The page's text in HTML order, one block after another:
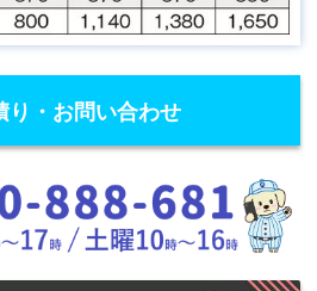
り・お問い合わせ